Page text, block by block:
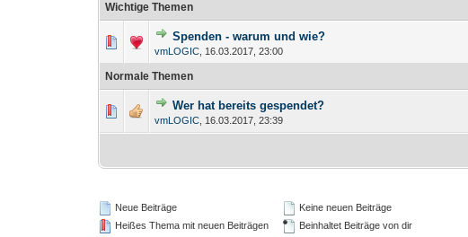
Wichtige Themen
Spenden - warum und wie?
vmLOGIC 16.03.2017, 23:00
Normale Themen
Wer hat bereits gespendet?
vmLOGIC 16.03.2017, 23:39
Neue Beiträge
Heißes Thema mit neuen Beiträgen
Keine neuen Beiträge
Beinhaltet Beiträge von dir